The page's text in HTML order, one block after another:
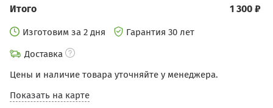
1 300 ₽
Итого
Изготовим за 2 дня
Гарантия 30 лет
Доставка
Цены и наличие товара уточняйте у менеджера.
Показать на карте